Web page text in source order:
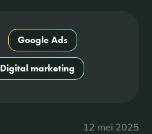
Google Ads
Digital marketing
12 mei 2025